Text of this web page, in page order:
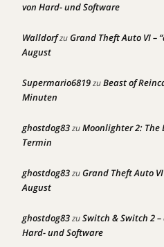
von Hard- und Software
WalldorfzuGrand Theft Auto VI –
August
Supermario6819zuBeast of
Minuten
ghostdog83zuMoonlighter 2: The
Termin
ghostdog83zuGrand Theft Auto
August
ghostdog83zuSwitch & Switch 2
Hard- und Software